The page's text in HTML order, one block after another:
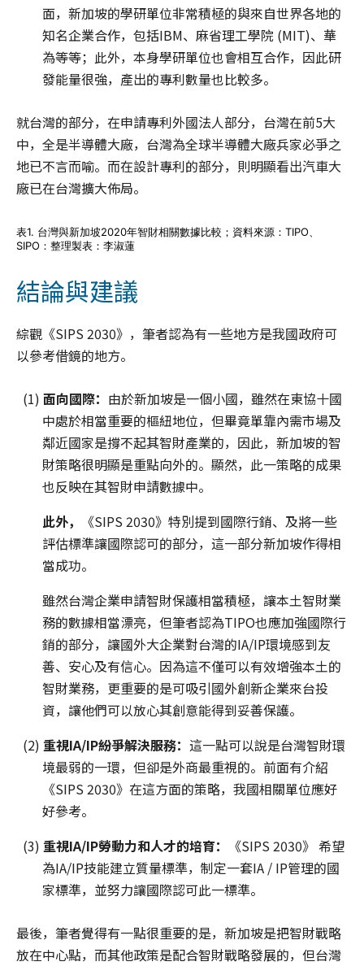
面，新加坡的學研單位非常積極的與來自世界各地的
知名企業合作，包括IBM、麻省理工學院 (MIT)、華
為等等；此外，本身學研單位也會相互合作，因此研
發能量很強，產出的專利數量也比較多。
就台灣的部分，在申請專利外國法人部分，台灣在前5大
中，全是半導體大廠，台灣為全球半導體大廠兵家必爭之
地已不言而喻。而在設計專利的部分，則明顯看出汽車大
廠已在台灣擴大佈局。
表1. 台灣與新加坡2020年智財相關數據比較；資料來源：TIPO、
SIPO：整理製表：李淑蓮
結論與建議
綜觀《SIPS 2030》，筆者認為有一些地方是我國政府可
以參考借鏡的地方。
(1) 面向國際： 由於新加坡是一個小國，雖然在東協十國
中處於相當重要的樞紐地位，但畢竟單靠內需市場及
鄰近國家是撐不起其智財產業的，因此，新加坡的智
財策略很明顯是重點向外的。顯然，此一策略的成果
也反映在其智財申請數據中。
此外，
《SIPS 2030》特別提到國際行銷、及將一些
評估標準讓國際認可的部分，這一部分新加坡作得相
當成功。
雖然台灣企業申請智財保護相當積極，讓本土智財業
務的數據相當漂亮，但筆者認為TIPO也應加強國際行
銷的部分，讓國外大企業對台灣的IA/IP環境感到友
善、安心及有信心。因為這不僅可以有效增強本土的
智財業務，更重要的是可吸引國外創新企業來台投
資，讓他們可以放心其創意能得到妥善保護。
(2) 重視IA/IP紛爭解決服務： 這一點可以說是台灣智財環
境最弱的一環，但卻是外商最重視的。前面有介紹
《SIPS 2030》在這方面的策略，我國相關單位應好
好參考。
(3) 重視IA/IP勞動力和人才的培育：
《SIPS 2030》 希望
為IA/IP技能建立質量標準，制定一套IA / IP管理的國
家標準，並努力讓國際認可此一標準。
最後，筆者覺得有一點很重要的是，新加坡是把智財戰略
放在中心點，而其他政策是配合智財戰略發展的，但台灣